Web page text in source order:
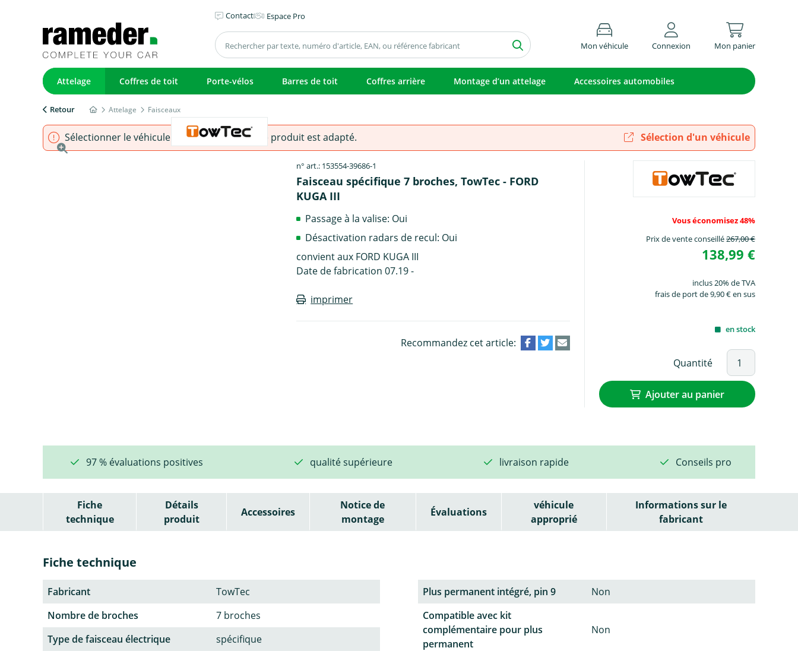
Contact Espace Pro
Mon véhicule Connexion Mon panier
Attelage Coffres de toit Porte-vélos Barres de toit Coffres arrière Montage d’un attelage Accessoires automobiles
Retour Attelage Faisceaux
Sélectionner le véhicule pour s'assurer que le produit est adapté. Sélection d'un véhicule
n° art.: 153554-39686-1
Faisceau spécifique 7 broches, TowTec - FORD
KUGA III
Passage à la valise: Oui
Désactivation radars de recul: Oui
convient aux FORD KUGA III
Date de fabrication 07.19 -
imprimer
Recommandez cet article:
Vous économisez 48%
Prix de vente conseillé267,00 €
138,99 €
inclus 20% de TVA
frais de port de 9,90 € en sus
en stock
Quantité
Ajouter au panier
97 % évaluations positives qualité supérieure livraison rapide Conseils pro
Fiche
technique
Détails
produit
Accessoires
Notice de
montage
Évaluations
véhicule
approprié
Informations sur le
fabricant
Fiche technique
Fabricant
TowTec
Nombre de broches
7 broches
Type de faisceau électrique
spécifique
Plus permanent intégré, pin 9
Non
Compatible avec kit
complémentaire pour plus
permanent
Non